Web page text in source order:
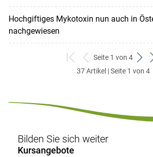
Hochgiftiges Mykotoxin nun auch in
nachgewiesen
zum
ersten
zurück
zum
Seite 1 von 4
zum
37 Artikel | Seite 1 von 4
Bilden Sie sich weiter
Kursangebote